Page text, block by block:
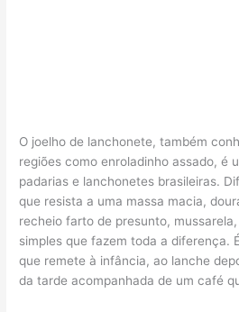
O joelho de lanchonete, também
regiões como enroladinho assado, é
padarias e lanchonetes brasileiras.
que resista a uma massa macia,
recheio farto de presunto,
simples que fazem toda a diferença.
que remete à infância, ao lanche
da tarde acompanhada de um café